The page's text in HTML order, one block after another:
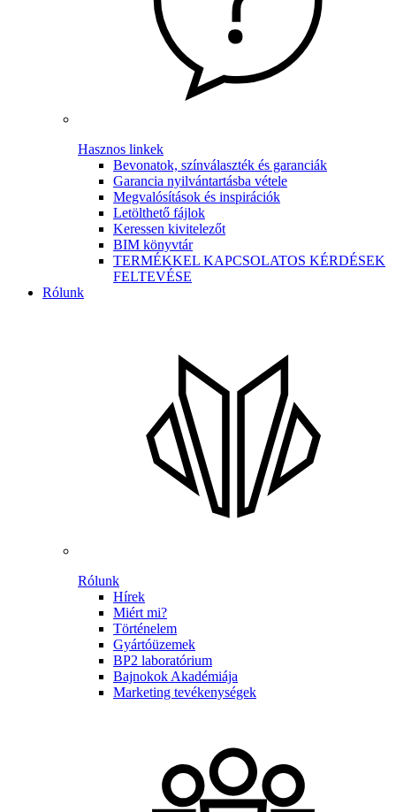
Hasznos linkek
Bevonatok, színválaszték és garanciák
Garancia nyilvántartásba vétele
Megvalósítások és inspirációk
Letölthető fájlok
Keressen kivitelezőt
BIM könyvtár
TERMÉKKEL KAPCSOLATOS KÉRDÉSEK
FELTEVÉSE
Rólunk
Rólunk
Hírek
Miért mi?
Történelem
Gyártóüzemek
BP2 laboratórium
Bajnokok Akadémiája
Marketing tevékenységek